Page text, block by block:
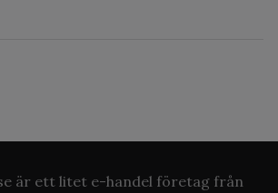
är ett litet e-handel företag från